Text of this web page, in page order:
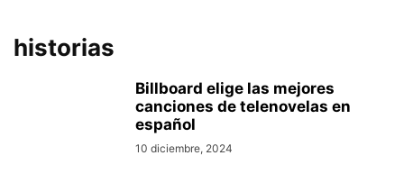
historias
Billboard elige las mejores
canciones de telenovelas en
español
10 diciembre, 2024